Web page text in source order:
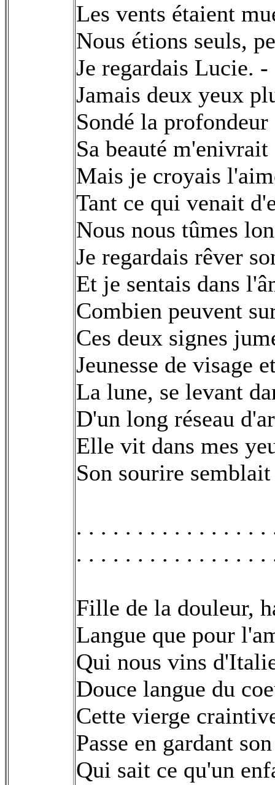
Les vents étaient
Nous étions seuls,
Je regardais Lucie.
Jamais deux yeux
Sondé la
Sa beauté
Mais je croyais
Tant ce qui venait
Nous nous tûmes
Je regardais rêver
Et je sentais dans
Combien peuvent
Ces deux signes
Jeunesse de visage
La lune, se levant
D'un long réseau
Elle vit dans mes
Son sourire
. . . . . . . . . . . . . . . .
. . . . . . . . . . . . . . . .
Fille de la douleur,
Langue que pour
Qui nous vins
Douce langue du
Cette vierge
Passe en gardant
Qui sait ce qu'un